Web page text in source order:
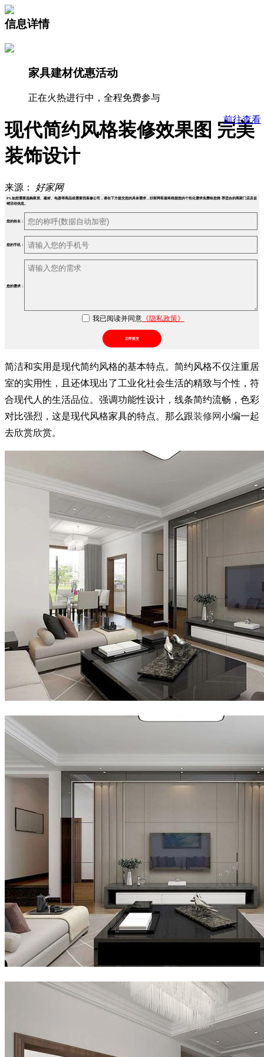
信息详情
家具建材优惠活动
正在火热进行中，全程免费参与
前往查看
现代简约风格装修效果图 完美
装饰设计
来源： 好家网
PS.如您需要选购家居、建材、电器等商品或需要找装修公司，请在下方提交您的具体需求，好家网客服将根据您的个性化需求免费给您推 荐适合的商家门店及促
销活动信息。
您的姓名：
您的手机：
您的需求：
我已阅读并同意《隐私政策》
立即提交
简洁和实用是现代简约风格的基本特点。简约风格不仅注重居
室的实用性，且还体现出了工业化社会生活的精致与个性，符
合现代人的生活品位。强调功能性设计，线条简约流畅，色彩
对比强烈，这是现代风格家具的特点。那么跟装修网小编一起
去欣赏欣赏。